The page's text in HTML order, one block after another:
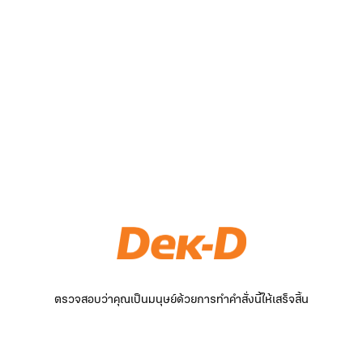
ตรวจสอบว่าคุณเป็นมนุษย์ด้วยการทำคำสั่งนี้ให้เสร็จสิ้น